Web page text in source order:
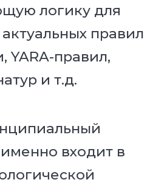
логику для
правил
YARA-правил,
и т.д.
входит в